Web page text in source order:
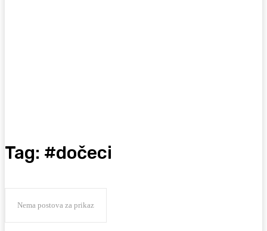
Tag: #dočeci
Nema postova za prikaz